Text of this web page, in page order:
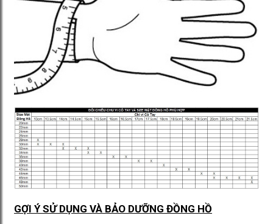
GỢI Ý SỬ DỤNG VÀ BẢO DƯỠNG ĐỒNG HỒ